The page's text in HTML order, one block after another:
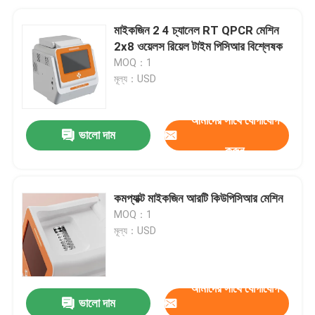
মাইকজিন 2 4 চ্যানেল RT QPCR মেশিন
2x8 ওয়েলস রিয়েল টাইম পিসিআর বিশ্লেষক
MOQ：1
মূল্য：USD
ভালো দাম
আমাদের সাথে যোগাযোগ
করুন
কমপ্যাক্ট মাইকজিন আরটি কিউপিসিআর মেশিন
MOQ：1
মূল্য：USD
ভালো দাম
আমাদের সাথে যোগাযোগ